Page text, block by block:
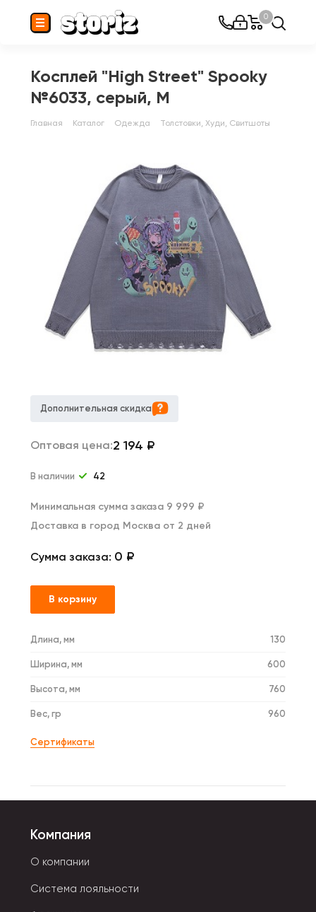
0
Косплей "High Street" Spooky
№6033, серый, M
Главная Каталог Одежда Толстовки, Худи, Свитшоты
Дополнительная скидка
Оптовая цена:2 194 ₽
В наличии 42
Минимальная сумма заказа 9 999 ₽
Доставка в город Москва от 2 дней
Сумма заказа: 0 ₽
В корзину
Длина, мм 130
Ширина, мм 600
Высота, мм 760
Вес, гр 960
Сертификаты
Компания
О компании
Система лояльности